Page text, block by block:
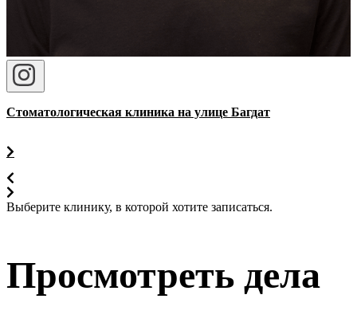
Стоматологическая клиника на улице Багдат
Выберите клинику, в которой хотите записаться.
Просмотреть дела